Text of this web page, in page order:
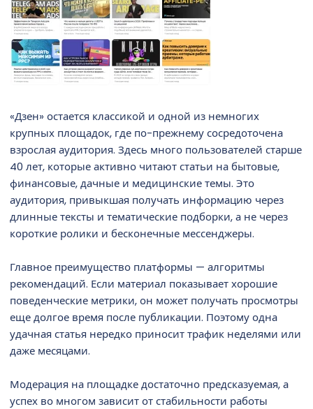
«Дзен» остается классикой и одной из немногих
крупных площадок, где по-прежнему сосредоточена
взрослая аудитория. Здесь много пользователей старше
40 лет, которые активно читают статьи на бытовые,
финансовые, дачные и медицинские темы. Это
аудитория, привыкшая получать информацию через
длинные тексты и тематические подборки, а не через
короткие ролики и бесконечные мессенджеры.
Главное преимущество платформы — алгоритмы
рекомендаций. Если материал показывает хорошие
поведенческие метрики, он может получать просмотры
еще долгое время после публикации. Поэтому одна
удачная статья нередко приносит трафик неделями или
даже месяцами.
Модерация на площадке достаточно предсказуемая, а
успех во многом зависит от стабильности работы